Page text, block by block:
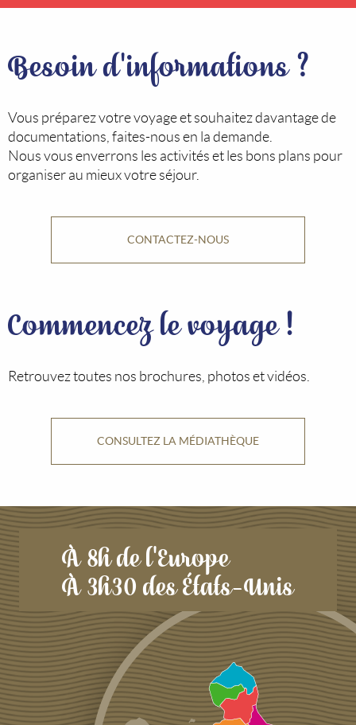
Besoin d'informations ?
Vous préparez votre voyage et souhaitez davantage de
documentations, faites-nous en la demande.
Nous vous enverrons les activités et les bons plans pour
organiser au mieux votre séjour.
CONTACTEZ-NOUS
Commencez le voyage !
Retrouvez toutes nos brochures, photos et vidéos.
CONSULTEZ LA MÉDIATHÈQUE
À 8h de l'Europe
À 3h30 des États-Unis